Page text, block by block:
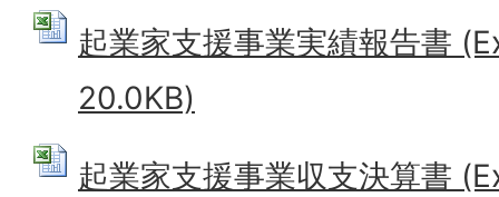
起業家支援事業実績報告書
20.0KB)
起業家支援事業収支決算書